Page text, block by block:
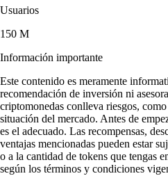
Usuarios
150 M
Información importante
Este contenido es meramente
recomendación de inversión ni
criptomonedas conlleva riesgos,
situación del mercado. Antes de
es el adecuado. Las recompensas,
ventajas mencionadas pueden estar
o a la cantidad de tokens que tengas
según los términos y condiciones